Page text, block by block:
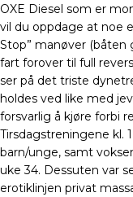
OXE Diesel som er
vil du oppdage at noe
Stop” manøver (båten
fart forover til full
ser på det triste
holdes ved like med
forsvarlig å kjøre forbi
Tirsdagstreningene kl.
barn/unge, samt
uke 34. Dessuten var
erotiklinjen privat